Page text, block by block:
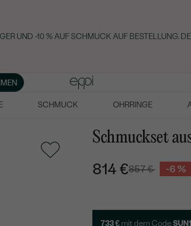
UND -10 % AUF SCHMUCK AUF BESTELLUNG.
SCHMUCK OHRRINGE
Schmuckset
814 €857 € -6 %
733 € mit dem Code